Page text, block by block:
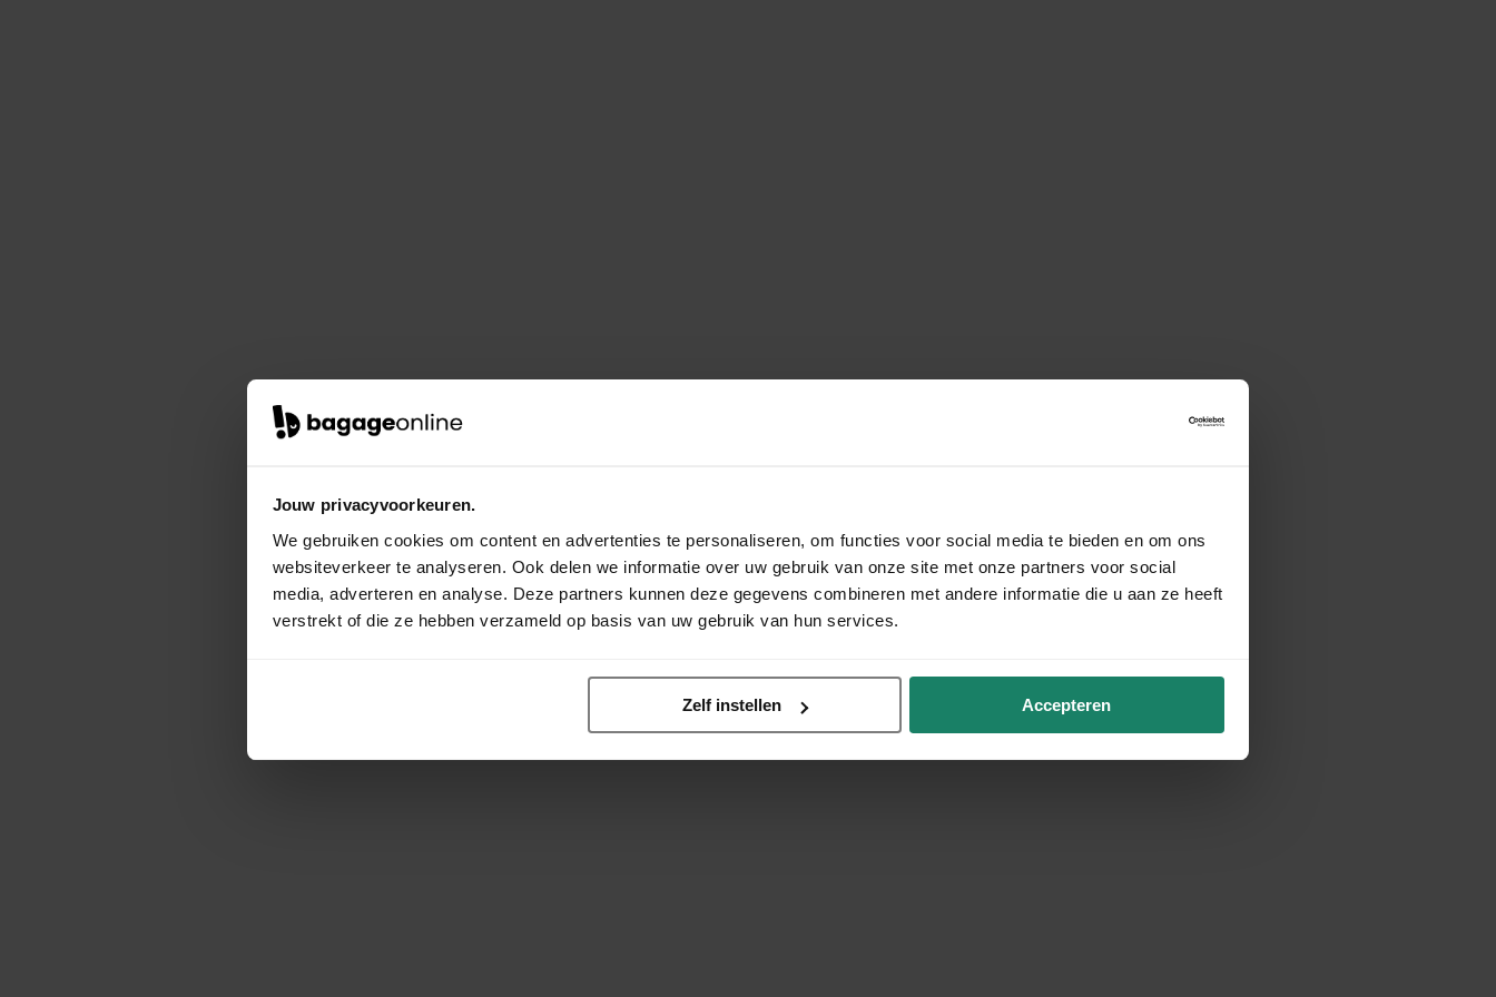
Jouw privacyvoorkeuren.
We gebruiken cookies om content en advertenties te personaliseren, om functies voor social media te bieden en om ons
websiteverkeer te analyseren. Ook delen we informatie over uw gebruik van onze site met onze partners voor social
media, adverteren en analyse. Deze partners kunnen deze gegevens combineren met andere informatie die u aan ze heeft
verstrekt of die ze hebben verzameld op basis van uw gebruik van hun services.
Zelf instellen Accepteren